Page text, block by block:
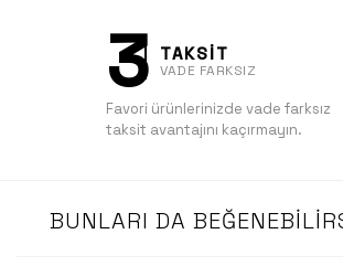
3 TAKSİT
VADE FARKSIZ
Favori ürünlerinizde vade farksız
taksit avantajını kaçırmayın.
BUNLARI DA